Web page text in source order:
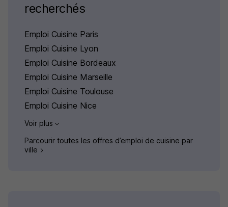
recherchés
Emploi Cuisine Paris
Emploi Cuisine Lyon
Emploi Cuisine Bordeaux
Emploi Cuisine Marseille
Emploi Cuisine Toulouse
Emploi Cuisine Nice
Voir plus
Parcourir toutes les offres d’emploi de cuisine par
ville